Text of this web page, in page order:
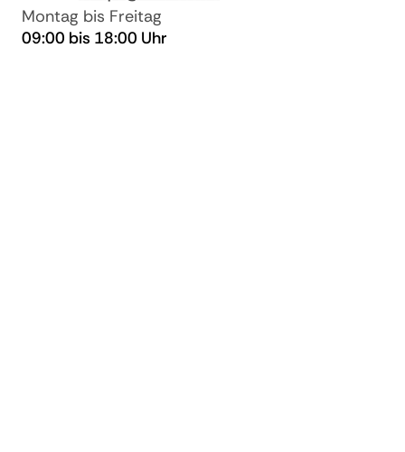
Montag bis Freitag
09:00 bis 18:00 Uhr